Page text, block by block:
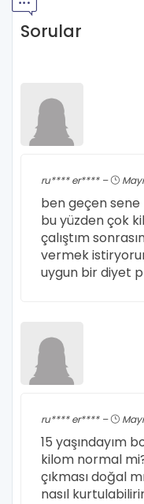
Sorular
ru**** er**** –
ben geçen
bu yüzden çok
çalıştım
vermek
uygun bir diyet
ru**** er**** –
15 yaşındayım
kilom normal
çıkması doğal
nasıl